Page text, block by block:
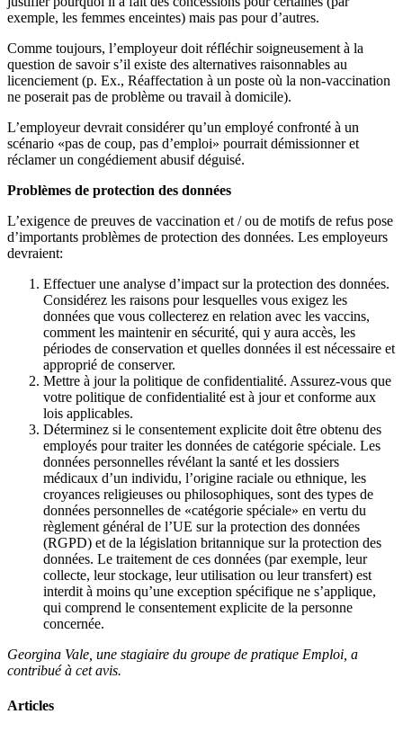
exemple, les femmes enceintes) mais pas pour d’autres.
Comme toujours, l’employeur doit réfléchir soigneusement à la
question de savoir s’il existe des alternatives raisonnables au
licenciement (p. Ex., Réaffectation à un poste où la non-vaccination
ne poserait pas de problème ou travail à domicile).
L’employeur devrait considérer qu’un employé confronté à un
scénario «pas de coup, pas d’emploi» pourrait démissionner et
réclamer un congédiement abusif déguisé.
Problèmes de protection des données
L’exigence de preuves de vaccination et / ou de motifs de refus pose
d’importants problèmes de protection des données. Les employeurs
devraient:
Effectuer une analyse d’impact sur la protection des données.
Considérez les raisons pour lesquelles vous exigez les
données que vous collecterez en relation avec les vaccins,
comment les maintenir en sécurité, qui y aura accès, les
périodes de conservation et quelles données il est nécessaire et
approprié de conserver.
Mettre à jour la politique de confidentialité. Assurez-vous que
votre politique de confidentialité est à jour et conforme aux
lois applicables.
Déterminez si le consentement explicite doit être obtenu des
employés pour traiter les données de catégorie spéciale. Les
données personnelles révélant la santé et les dossiers
médicaux d’un individu, l’origine raciale ou ethnique, les
croyances religieuses ou philosophiques, sont des types de
données personnelles de «catégorie spéciale» en vertu du
règlement général de l’UE sur la protection des données
(RGPD) et de la législation britannique sur la protection des
données. Le traitement de ces données (par exemple, leur
collecte, leur stockage, leur utilisation ou leur transfert) est
interdit à moins qu’une exception spécifique ne s’applique,
qui comprend le consentement explicite de la personne
concernée.
Georgina Vale, une stagiaire du groupe de pratique Emploi, a
contribué à cet avis.
Articles